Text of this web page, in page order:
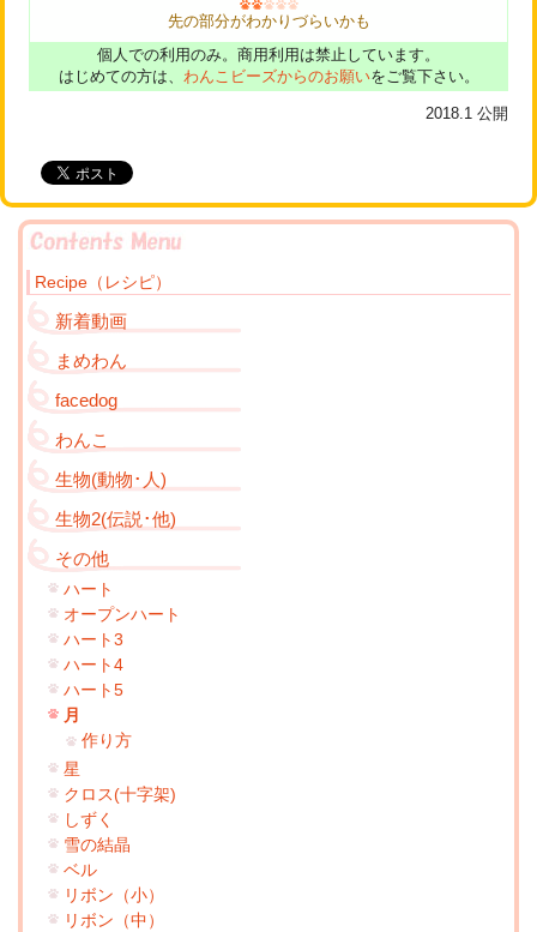
先の部分がわかりづらいかも
個人での利用のみ。商用利用は禁止しています。
はじめての方は、 わんこビーズからのお願いをご覧下さい。
2018.1 公開
Recipe（レシピ）
新着動画
まめわん
facedog
わんこ
生物(動物･人)
生物2(伝説･他)
その他
ハート
オープンハート
ハート3
ハート4
ハート5
月
作り方
星
クロス(十字架)
しずく
雪の結晶
ベル
リボン（小）
リボン（中）